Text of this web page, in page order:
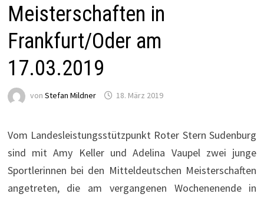
Meisterschaften in
Frankfurt/Oder am
17.03.2019
von Stefan Mildner 18. März 2019
Vom Landesleistungsstützpunkt Roter Stern Sudenburg
sind mit Amy Keller und Adelina Vaupel zwei junge
Sportlerinnen bei den Mitteldeutschen Meisterschaften
angetreten, die am vergangenen Wochenenende in